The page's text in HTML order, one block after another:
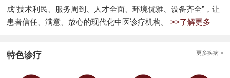
成“技术利民、服务周到、人才全面、环境优雅、设备齐全”，让
患者信任、满意、放心的现代化中医诊疗机构。 >>了解更多
特色诊疗 更多疾病 >